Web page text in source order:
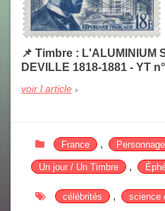
📌 Timbre : L'ALUMINIUM
DEVILLE 1818-1881 - YT
voir l article
France ,
Un jour / Un Timbre ,
célébrités , science